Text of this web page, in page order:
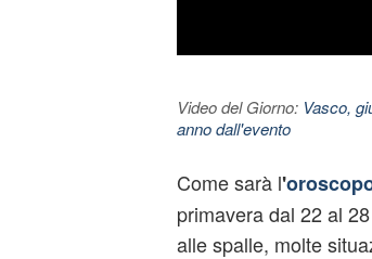
Video del Giorno: Vasco,
anno dall'evento
Come sarà l'
primavera dal 22 al
alle spalle, molte